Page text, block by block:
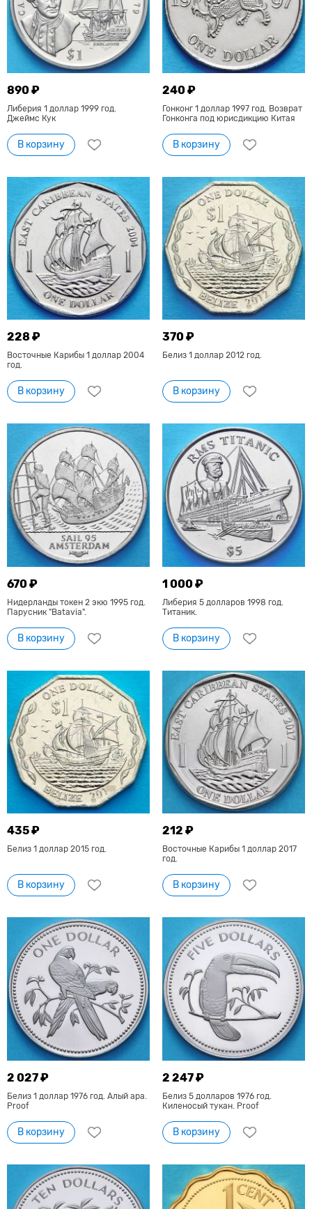
890 ₽
Либерия 1 доллар 1999 год.
Джеймс Кук
В корзину
240 ₽
Гонконг 1 доллар 1997 год. Возврат
Гонконга под юрисдикцию Китая
В корзину
228 ₽
Восточные Карибы 1 доллар 2004
год.
В корзину
370 ₽
Белиз 1 доллар 2012 год.
В корзину
670 ₽
Нидерланды токен 2 экю 1995 год.
Парусник "Batavia".
В корзину
1 000 ₽
Либерия 5 долларов 1998 год.
Титаник.
В корзину
435 ₽
Белиз 1 доллар 2015 год.
В корзину
212 ₽
Восточные Карибы 1 доллар 2017
год.
В корзину
2 027 ₽
Белиз 1 доллар 1976 год. Алый ара.
Proof
В корзину
2 247 ₽
Белиз 5 долларов 1976 год.
Киленосый тукан. Proof
В корзину